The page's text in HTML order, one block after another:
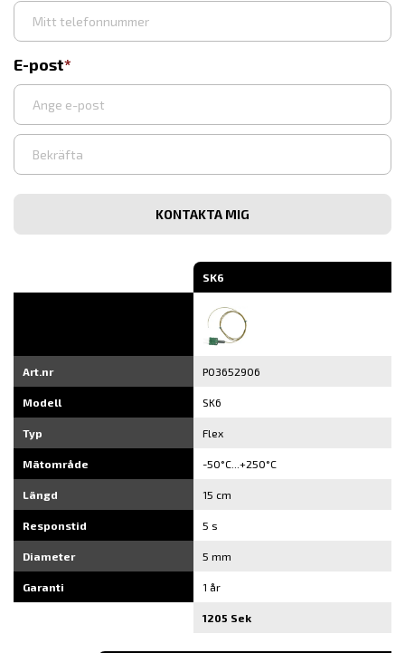
E-post
Ange
e-
Bekräfta
post
SK6
Art.nr P03652906
Modell SK6
Typ Flex
Mätområde -50°C...+250°C
Längd 15 cm
Responstid 5 s
Diameter 5 mm
Garanti 1 år
1205 Sek